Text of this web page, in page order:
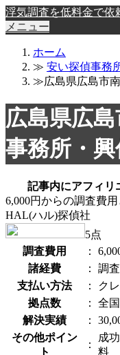
浮気調査を低料金で依
メニュー
ホーム
≫ 安い探偵事務
≫広島県広島市
広島県広
事務所・
記事内にアフィリ
6,000円からの調査費
HAL(ハル)探偵社
5点
調査費用
：
諸経費
：
調
支払い方法
：
ク
拠点数
：
全
解決実績
：
その他ポイン
ト
：
成
料